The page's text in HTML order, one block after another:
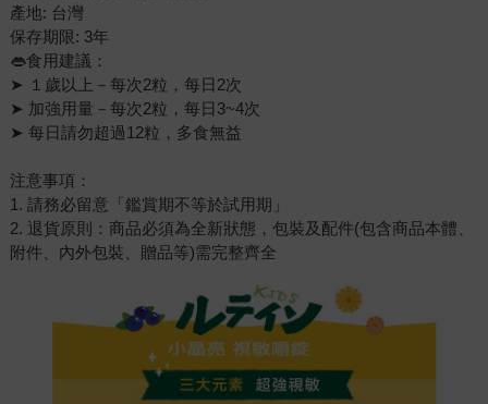
產地: 台灣
保存期限: 3年
👄食用建議：
➤ １歲以上－每次2粒，每日2次
➤ 加強用量－每次2粒，每日3~4次
➤ 每日請勿超過12粒，多食無益
注意事項：
1. 請務必留意「鑑賞期不等於試用期」
2. 退貨原則：商品必須為全新狀態，包裝及配件(包含商品本體、
附件、內外包裝、贈品等)需完整齊全